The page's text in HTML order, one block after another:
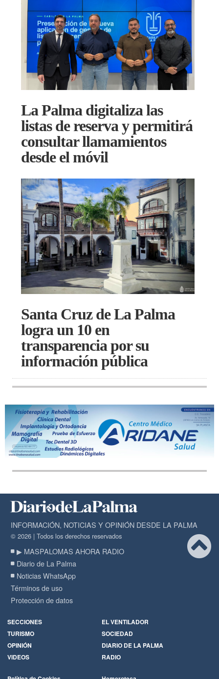
La Palma digitaliza las
listas de reserva y permitirá
consultar llamamientos
desde el móvil
Santa Cruz de La Palma
logra un 10 en
transparencia por su
información pública
INFORMACIÓN, NOTICIAS Y OPINIÓN DESDE LA PALMA
© 2026 | Todos los derechos reservados
▶ MASPALOMAS AHORA RADIO
Diario de La Palma
Noticias WhatsApp
Términos de uso
Protección de datos
SECCIONES
EL VENTILADOR
TURISMO
SOCIEDAD
OPINIÓN
DIARIO DE LA PALMA
VIDEOS
RADIO